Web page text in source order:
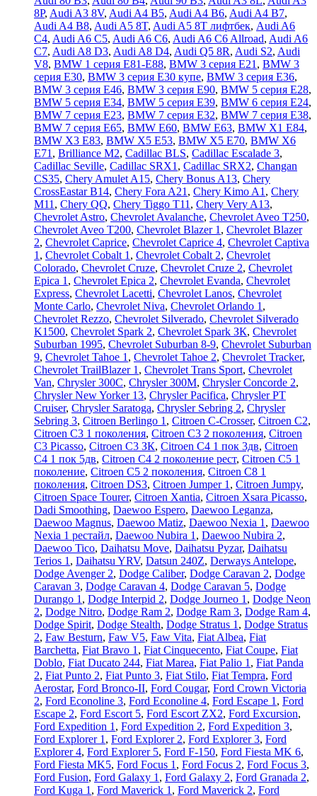
8P, Audi A3 8V, Audi A4 B5, Audi A4 B6, Audi A4 B7,
Audi A4 B8, Audi A5 8T, Audi A5 8T лифтбек, Audi A6
C4, Audi A6 C5, Audi A6 C6, Audi A6 C6 Allroad, Audi A6
C7, Audi A8 D3, Audi A8 D4, Audi Q5 8R, Audi S2, Audi
V8, BMW 1 серия E81-E88, BMW 3 серия E21 , BMW 3
серия E30, BMW 3 серия E30 купе, BMW 3 серия E36,
BMW 3 серия E46, BMW 3 серия E90, BMW 5 серия E28,
BMW 5 серия E34, BMW 5 серия E39, BMW 6 серия E24,
BMW 7 серия E23, BMW 7 серия E32, BMW 7 серия E38,
BMW 7 серия E65, BMW E60, BMW E63, BMW X1 E84,
BMW X3 E83, BMW X5 E53, BMW X5 E70, BMW X6
E71 , Brilliance M2, Cadillac BLS, Cadillac Escalade 3,
Cadillac Seville, Cadillac SRX1 , Cadillac SRX2, Changan
CS35, Chery Amulet A15, Chery Bonus A13, Chery
CrossEastar B14, Chery Fora A21 , Chery Kimo A1 , Chery
M11 , Chery QQ, Chery Tiggo T11 , Chery Very A13,
Chevrolet Astro, Chevrolet Avalanche, Chevrolet Aveo T250,
Chevrolet Aveo Т200, Chevrolet Blazer 1 , Chevrolet Blazer
2, Chevrolet Caprice, Chevrolet Caprice 4, Chevrolet Captiva
1 , Chevrolet Cobalt 1 , Chevrolet Cobalt 2, Chevrolet
Colorado, Chevrolet Cruze, Chevrolet Cruze 2, Chevrolet
Epica 1 , Chevrolet Epica 2, Chevrolet Evanda, Chevrolet
Express, Chevrolet Lacetti, Chevrolet Lanos, Chevrolet
Monte Carlo, Chevrolet Niva, Chevrolet Orlando 1 ,
Chevrolet Rezzo, Chevrolet Silverado, Chevrolet Silverado
K1500, Chevrolet Spark 2, Chevrolet Spark ЗК, Chevrolet
Suburban 1995, Chevrolet Suburban 8-9, Chevrolet Suburban
9, Chevrolet Tahoe 1 , Chevrolet Tahoe 2, Chevrolet Tracker,
Chevrolet TrailBlazer 1 , Chevrolet Trans Sport, Chevrolet
Van, Chrysler 300C, Chrysler 300M, Chrysler Concorde 2,
Chrysler New Yorker 13, Chrysler Pacifica, Chrysler PT
Cruiser, Chrysler Saratoga, Chrysler Sebring 2, Chrysler
Sebring 3, Citroen Berlingo 1 , Citroen C-Crosser, Citroen C2,
Citroen C3 1 поколения, Citroen C3 2 поколения, Citroen
C3 Picasso, Citroen C3 ЗК, Citroen C4 1 пок 3дв, Citroen
C4 1 пок 5дв, Citroen C4 2 поколение рест, Citroen C5 1
поколение, Citroen C5 2 поколения, Citroen C8 1
поколения, Citroen DS3, Citroen Jumper 1 , Citroen Jumpy,
Citroen Space Tourer, Citroen Xantia, Citroen Xsara Picasso,
Dadi Smoothing, Daewoo Espero, Daewoo Leganza,
Daewoo Magnus, Daewoo Matiz, Daewoo Nexia 1 , Daewoo
Nexia 1 рестайл, Daewoo Nubira 1 , Daewoo Nubira 2,
Daewoo Tico, Daihatsu Move, Daihatsu Pyzar, Daihatsu
Terios 1 , Daihatsu YRV, Datsun 240Z, Derways Antelope,
Dodge Avenger 2, Dodge Caliber, Dodge Caravan 2, Dodge
Caravan 3, Dodge Caravan 4, Dodge Caravan 5, Dodge
Durango 1 , Dodge Interpid 2, Dodge Journeo 1 , Dodge Neon
2, Dodge Nitro, Dodge Ram 2, Dodge Ram 3, Dodge Ram 4,
Dodge Spirit, Dodge Stealth, Dodge Stratus 1 , Dodge Stratus
2, Faw Besturn, Faw V5, Faw Vita, Fiat Albea, Fiat
Barchetta, Fiat Bravo 1 , Fiat Cinquecento, Fiat Coupe, Fiat
Doblo, Fiat Ducato 244, Fiat Marea, Fiat Palio 1 , Fiat Panda
2, Fiat Punto 2, Fiat Punto 3, Fiat Stilo, Fiat Tempra, Ford
Aerostar, Ford Bronco-II, Ford Cougar, Ford Crown Victoria
2, Ford Econoline 3, Ford Econoline 4, Ford Escape 1 , Ford
Escape 2, Ford Escort 5, Ford Escort ZX2, Ford Excursion,
Ford Expedition 1 , Ford Expedition 2, Ford Expedition 3,
Ford Explorer 1 , Ford Explorer 2, Ford Explorer 3, Ford
Explorer 4, Ford Explorer 5, Ford F-150, Ford Fiesta MK 6,
Ford Fiesta MK5, Ford Focus 1 , Ford Focus 2, Ford Focus 3,
Ford Fusion, Ford Galaxy 1 , Ford Galaxy 2, Ford Granada 2,
Ford Kuga 1 , Ford Maverick 1 , Ford Maverick 2, Ford